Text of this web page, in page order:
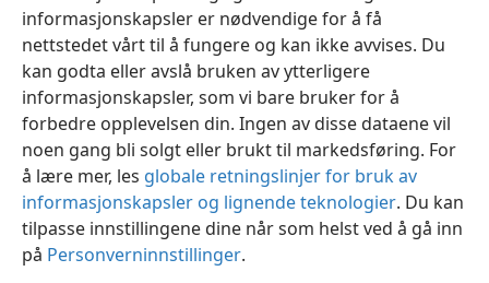
informasjonskapsler er nødvendige for å få
nettstedet vårt til å fungere og kan ikke avvises. Du
kan godta eller avslå bruken av ytterligere
informasjonskapsler, som vi bare bruker for å
forbedre opplevelsen din. Ingen av disse dataene vil
noen gang bli solgt eller brukt til markedsføring. For
å lære mer, les globale retningslinjer for bruk av
informasjonskapsler og lignende teknologier. Du kan
tilpasse innstillingene dine når som helst ved å gå inn
på Personverninnstillinger.
Norsk Innstillinger
Copyright© 2026 Watch Tower Bible and Tract Society of Pennsylvania
Vilkår for bruk Personvern Personverninnstillinger
JW.ORG
Logg inn